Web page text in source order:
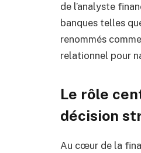
de l’analyste
banques telles
renommés
relationnel pour
Le rôle
décision
Au cœur de la